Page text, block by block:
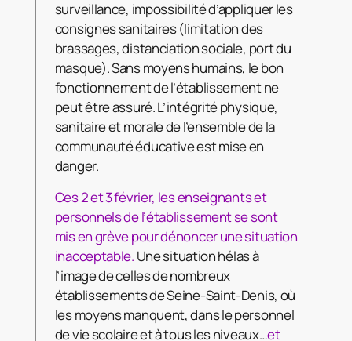
surveillance, impossibilité d’appliquer les
consignes sanitaires (limitation des
brassages, distanciation sociale, port du
masque). Sans moyens humains, le bon
fonctionnement de l’établissement ne
peut être assuré. L’intégrité physique,
sanitaire et morale de l’ensemble de la
communauté éducative est mise en
danger.
Ces 2 et 3 février, les enseignants et
personnels de l’établissement se sont
mis en grève pour dénoncer une situation
inacceptable. Une situation hélas à
l’image de celles de nombreux
établissements de Seine-Saint-Denis, où
les moyens manquent, dans le personnel
de vie scolaire et à tous les niveaux…et